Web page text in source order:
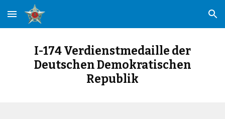
Skip to main content Skip to navigation
I-174 Verdienstmedaille der
Deutschen Demokratischen
Republik